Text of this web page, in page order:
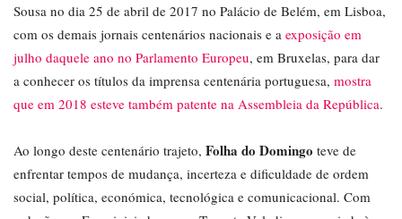
Sousa no dia 25 de abril de 2017 no Palácio de Belém, em Lisboa,
com os demais jornais centenários nacionais e a exposição em
julho daquele ano no Parlamento Europeu, em Bruxelas, para dar
a conhecer os títulos da imprensa centenária portuguesa, mostra
que em 2018 esteve também patente na Assembleia da República.
Ao longo deste centenário trajeto, Folha do Domingo teve de
enfrentar tempos de mudança, incerteza e dificuldade de ordem
social, política, económica, tecnológica e comunicacional. Com